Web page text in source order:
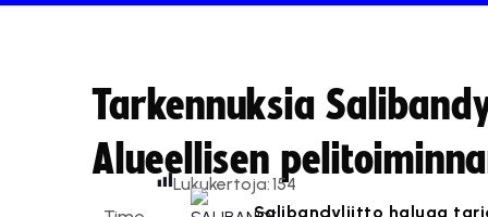
Tarkennuksia
Alueellisen
Lukukertoja:154
Salibandyliitto haluaa